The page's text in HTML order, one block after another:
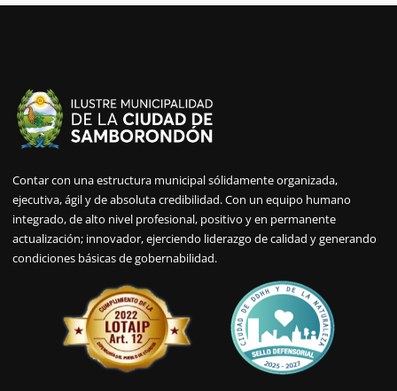
Contar con una estructura municipal sólidamente organizada,
ejecutiva, ágil y de absoluta credibilidad. Con un equipo humano
integrado, de alto nivel profesional, positivo y en permanente
actualización; innovador, ejerciendo liderazgo de calidad y generando
condiciones básicas de gobernabilidad.